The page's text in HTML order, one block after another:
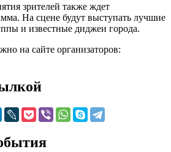
зрителей также ждет
На сцене будут выступать лучшие
и известные диджеи города.
на сайте организаторов: